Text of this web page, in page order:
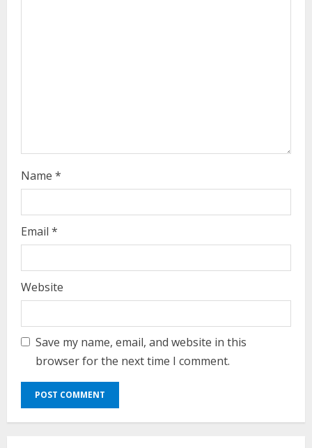
Name *
Email *
Website
Save my name, email, and website in this
browser for the next time I comment.